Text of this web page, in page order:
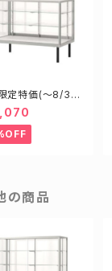
定特価(～8/31)
W900D45
新型業務
スケース ショー
ス
の商品